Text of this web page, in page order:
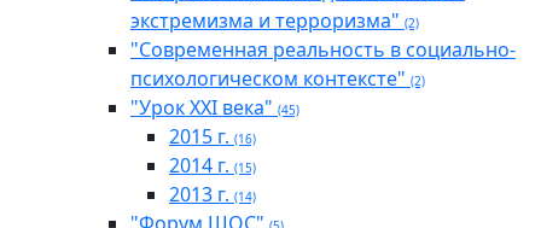
экстремизма и терроризма" (2)
"Современная реальность в социально-
психологическом контексте" (2)
"Урок XXI века" (45)
2015 г. (16)
2014 г. (15)
2013 г. (14)